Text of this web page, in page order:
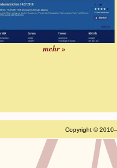
mehr »
Copyright ©